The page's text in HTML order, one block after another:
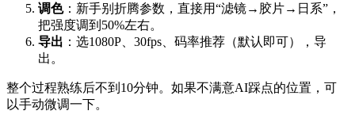
调色：新手别折腾参数，直接用“滤镜→胶片→日系”，
把强度调到50%左右。
导出 ：选1080P、30fps、码率推荐（默认即可），导
出。
整个过程熟练后不到10分钟。如果不满意AI踩点的位置，可
以手动微调一下。